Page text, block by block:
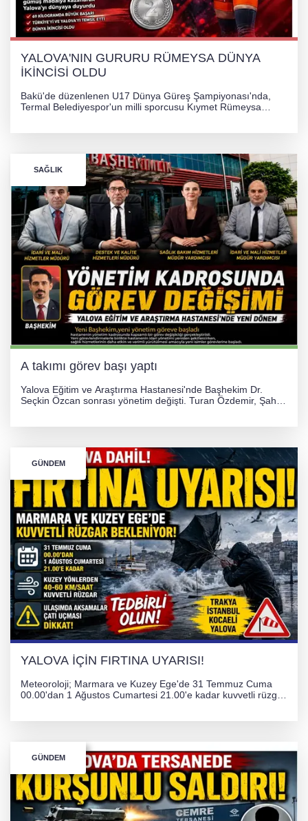
YALOVA'NIN GURURU RÜMEYSA DÜNYA
İKİNCİSİ OLDU
Bakü'de düzenlenen U17 Dünya Güreş Şampiyonası'nda,
Termal Belediyespor'un milli sporcusu Kıymet Rümeysa
SAĞLIK
A takımı görev başı yaptı
Yalova Eğitim ve Araştırma Hastanesi'nde Başhekim Dr.
Seçkin Özcan sonrası yönetim değişti. Turan Özdemir, Şahin
GÜNDEM
YALOVA İÇİN FIRTINA UYARISI!
Meteoroloji; Marmara ve Kuzey Ege'de 31 Temmuz Cuma
00.00'dan 1 Ağustos Cumartesi 21.00'e kadar kuvvetli rüzgar
GÜNDEM